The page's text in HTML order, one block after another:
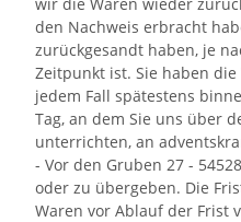
den Nachweis erbracht
zurückgesandt haben, je
Zeitpunkt ist. Sie haben
jedem Fall spätestens
Tag, an dem Sie uns über
unterrichten, an
- Vor den Gruben 27 -
oder zu übergeben. Die
Waren vor Ablauf der Frist